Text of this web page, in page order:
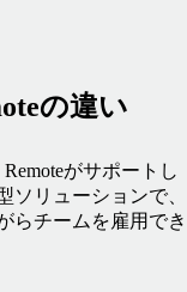
の違い
がサポートし
ソリューションで、
らチームを雇用でき